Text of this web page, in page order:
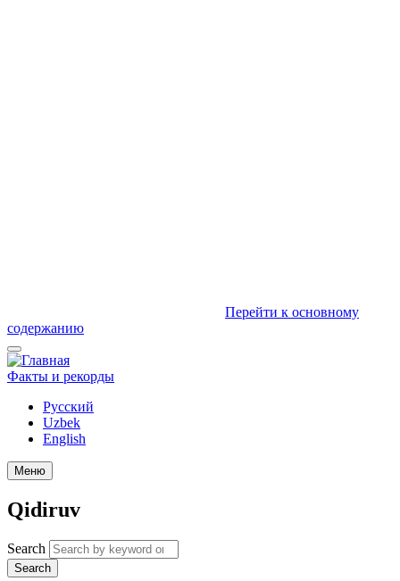
Перейти к основному
содержанию
Факты и рекорды
Русский
Uzbek
English
Меню
Qidiruv
Search
Search